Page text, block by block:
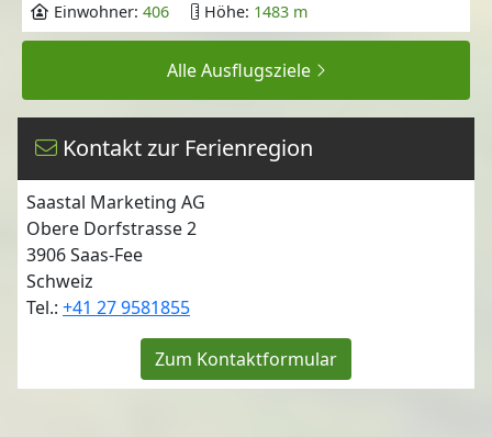
Einwohner: 406 Höhe: 1483 m
Alle Ausflugsziele
Kontakt zur Ferienregion
Saastal Marketing AG
Obere Dorfstrasse 2
3906Saas-Fee
Schweiz
Tel.: +41 27 9581855
Zum Kontaktformular